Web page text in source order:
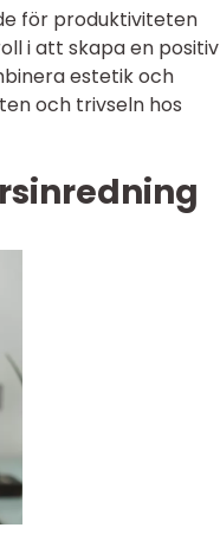
för produktiviteten
i att skapa en positiv
estetik och
och trivseln hos